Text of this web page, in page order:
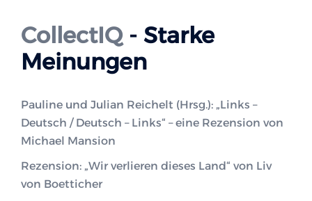
CollectIQ- Starke
Meinungen
Pauline und Julian Reichelt (Hrsg.): „Links –
Deutsch / Deutsch – Links“ – eine Rezension von
Michael Mansion
Rezension: „Wir verlieren dieses Land“ von Liv
von Boetticher